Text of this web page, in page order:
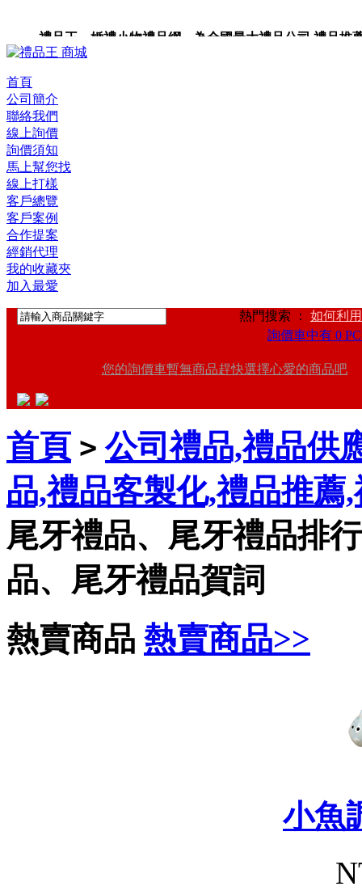
禮品王 婚禮小物禮品網 為全國最大禮品公司,禮品推
禮品卡,企業禮品,禮品小物,高級禮品,禮品網站。
首頁
公司簡介
聯絡我們
線上詢價
詢價須知
馬上幫您找
線上打樣
客戶總覽
客戶案例
合作提案
經銷代理
我的收藏夾
加入最愛
熱門搜索 ： 如何利
詢價車中有 0
您的詢價車暫無商品趕快選擇心愛的商品吧
首頁 > 公司禮品,禮品供
品,禮品客製化,禮品推薦
尾牙禮品、尾牙禮品排
品、尾牙禮品賀詞
熱賣商品 熱賣商品>>
小魚